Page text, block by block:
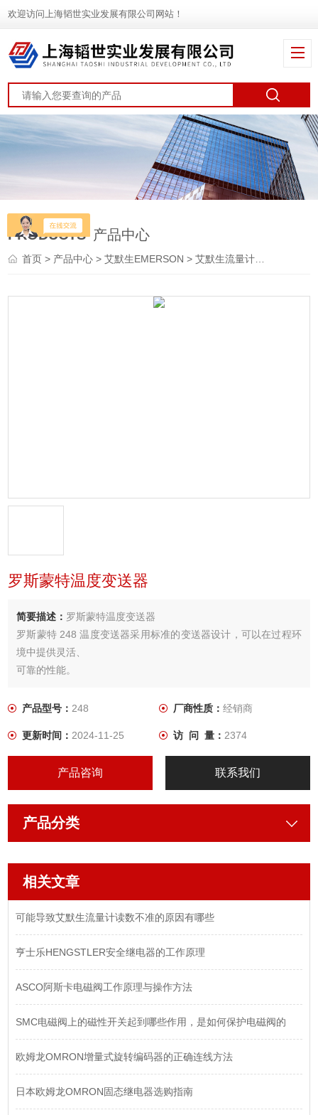
欢迎访问上海韬世实业发展有限公司网站！
PRODUCTS 产品中心
首页> 产品中心 >艾默生EMERSON >艾默生流量计> 248罗斯蒙
罗斯蒙特温度变送器
简要描述： 罗斯蒙特温度变送器
罗斯蒙特 248 温度变送器采用标准的变送器设计，可以在过程环
境中提供灵活、
可靠的性能。
产品型号：248 厂商性质： 经销商
更新时间：2024-11-25 访 问 量： 2374
产品咨询 联系我们
产品分类
相关文章
可能导致艾默生流量计读数不准的原因有哪些
亨士乐HENGSTLER安全继电器的工作原理
ASCO阿斯卡电磁阀工作原理与操作方法
SMC电磁阀上的磁性开关起到哪些作用，是如何保护电磁阀的
欧姆龙OMRON增量式旋转编码器的正确连线方法
日本欧姆龙OMRON固态继电器选购指南